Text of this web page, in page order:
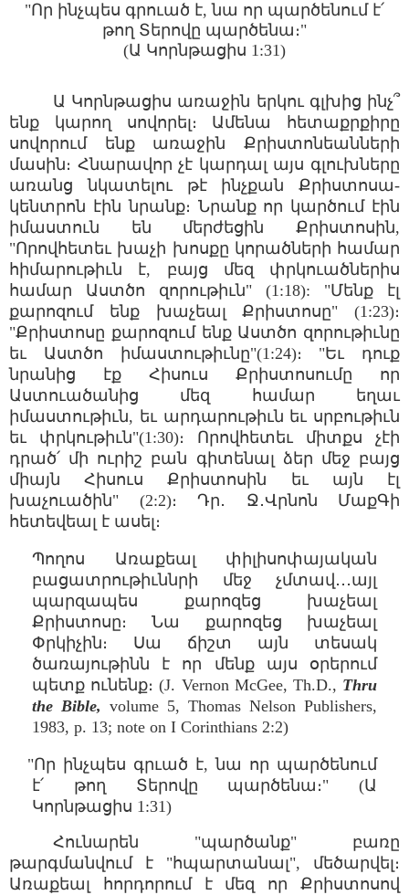
"Որ ինչպես գրուած է, նա որ պարծենում է՛
թող Տերովը պարծենա։"
(Ա Կորնթացիս 1:31)
Ա Կորնթացիս առաջին երկու գլխից ինչ՞
ենք կարող սովորել։ Ամենա հետաքրքիրը
սովորում ենք առաջին Քրիստոնեանների
մասին։ Հնարավոր չէ կարդալ այս գլուխները
առանց նկատելու թէ ինչքան Քրիստոսա-
կենտրոն էին նրանք։ Նրանք որ կարծում էին
իմաստուն են մերժեցին Քրիստոսին,
"Որովհետեւ խաչի խոսքը կորածների համար
հիմարութիւն է, բայց մեզ փրկուածներիս
համար Աստծո զորութիւն" (1:18): "Մենք էլ
քարոզում ենք խաչեալ Քրիստոսը" (1:23)։
"Քրիստոսը քարոզում ենք Աստծո զորութիւնը
եւ Աստծո իմաստութիւնը"(1:24)։ "Եւ դուք
նրանից էք Հիսուս Քրիստոսումը որ
Աստուածանից մեզ համար եղաւ
իմաստութիւն, եւ արդարութիւն եւ սրբութիւն
եւ փրկութիւն"(1:30)։ Որովհետեւ միտքս չէի
դրած՛ մի ուրիշ բան գիտենալ ձեր մեջ բայց
միայն Հիսուս Քրիստոսին եւ այն էլ
խաչուածին" (2:2)։ Դր․ Ջ․Վրնոն ՄաքԳի
հետեվեալ է ասել։
Պողոս Առաքեալ փիլիսոփայական
բացատրութիւննրի մեջ չմտավ․․․այլ
պարզապես քարոզեց խաչեալ
Քրիստոսը։ Նա քարոզեց խաչեալ
Փրկիչին։ Սա ճիշտ այն տեսակ
ծառայութինն է որ մենք այս օրերում
պետք ունենք։ (J. Vernon McGee, Th.D., Thru
the Bible, volume 5, Thomas Nelson Publishers,
1983, p. 13; note on I Corinthians 2:2)
"Որ ինչպես գրւած է, նա որ պարծենում
է՛ թող Տերովը պարծենա։" (Ա
Կորնթացիս 1:31)
Հունարեն "պարծանք" բառը
թարգմանվում է "հպարտանալ", մեծարվել։
Առաքեալ հորդորում է մեզ որ Քրիստոսով